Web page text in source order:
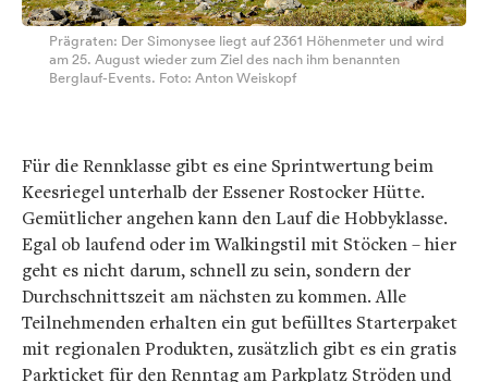
Prägraten: Der Simonysee liegt auf 2361 Höhenmeter und wird
am 25. August wieder zum Ziel des nach ihm benannten
Berglauf-Events. Foto: Anton Weiskopf
Für die Rennklasse gibt es eine Sprintwertung beim
Keesriegel unterhalb der Essener Rostocker Hütte.
Gemütlicher angehen kann den Lauf die Hobbyklasse.
Egal ob laufend oder im Walkingstil mit Stöcken – hier
geht es nicht darum, schnell zu sein, sondern der
Durchschnittszeit am nächsten zu kommen. Alle
Teilnehmenden erhalten ein gut befülltes Starterpaket
mit regionalen Produkten, zusätzlich gibt es ein gratis
Parkticket für den Renntag am Parkplatz Ströden und